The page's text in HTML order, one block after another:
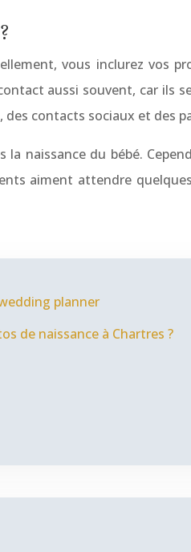
vous inclurez vos
aussi souvent, car
contacts sociaux et des
la naissance du bébé.
aiment attendre
planner
de naissance à Chartres ?